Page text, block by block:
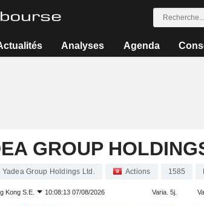
Analyses Agenda
GROUP
Yadea Group Holdings Ltd. Actions 1585
Kong S.E. 10:08:13 07/08/2026 Varia. 5j.